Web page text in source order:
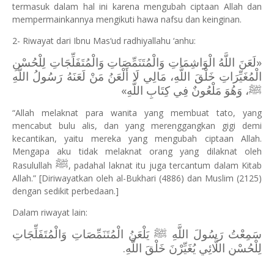
termasuk dalam hal ini karena mengubah ciptaan Allah dan
mempermainkannya mengikuti hawa nafsu dan keinginan.
2- Riwayat dari Ibnu Mas‘ud radhiyallahu ‘anhu:
«لَعَنَ اللَّهُ الْوَاشِمَاتِ وَالْمُتَنَمِّصَاتِ وَالْمُتَفَلِّجَاتِ لِلْحُسْنِ
الْمُغَيِّرَاتِ خَلْقَ اللَّهِ، مَالِي لَا أَلْعَنُ مَنْ لَعَنَهُ رَسُولُ اللَّهِ
ﷺ، وَهُوَ مَلْعُونٌ فِي كِتَابِ اللَّهِ»
“Allah melaknat para wanita yang membuat tato, yang
mencabut bulu alis, dan yang merenggangkan gigi demi
kecantikan, yaitu mereka yang mengubah ciptaan Allah.
Mengapa aku tidak melaknat orang yang dilaknat oleh
Rasulullah ﷺ, padahal laknat itu juga tercantum dalam Kitab
Allah.” [Diriwayatkan oleh al-Bukhari (4886) dan Muslim (2125)
dengan sedikit perbedaan.]
Dalam riwayat lain:
سَمِعْتُ رَسُولَ اللَّهِ ﷺ يَلْعَنُ الْمُتَنَمِّصَاتِ وَالْمُتَفَلِّجَاتِ
لِلْحُسْنِ اللَّائِي يُغَيِّرْنَ خَلْقَ اللَّهِ.